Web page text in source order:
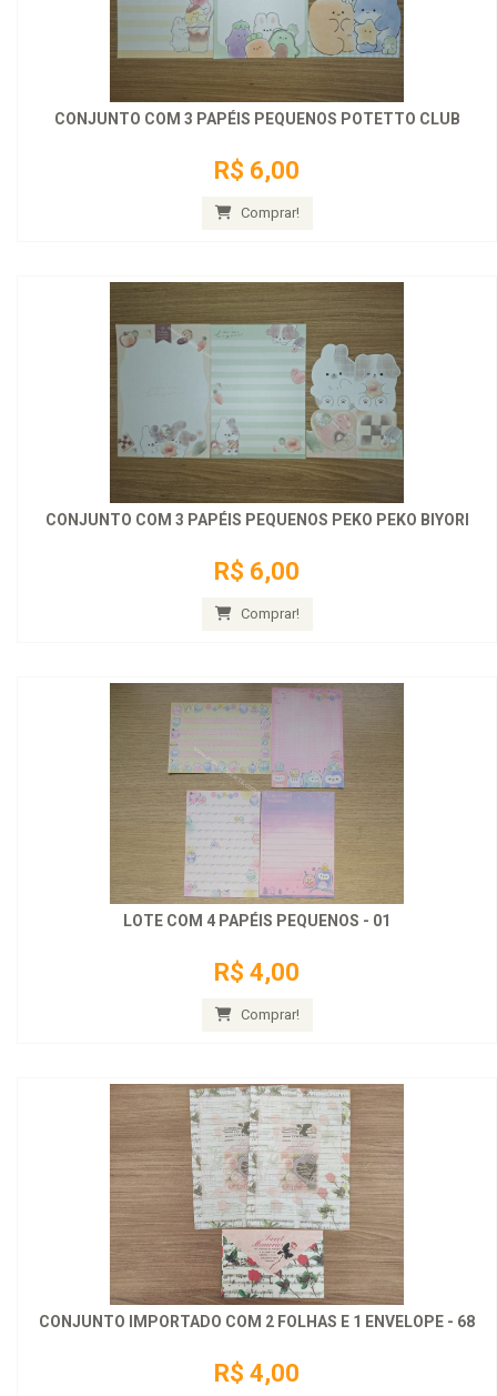
CONJUNTO COM 3 PAPÉIS PEQUENOS POTETTO CLUB
R$ 6,00
Comprar!
CONJUNTO COM 3 PAPÉIS PEQUENOS PEKO PEKO BIYORI
R$ 6,00
Comprar!
LOTE COM 4 PAPÉIS PEQUENOS - 01
R$ 4,00
Comprar!
CONJUNTO IMPORTADO COM 2 FOLHAS E 1 ENVELOPE - 68
R$ 4,00